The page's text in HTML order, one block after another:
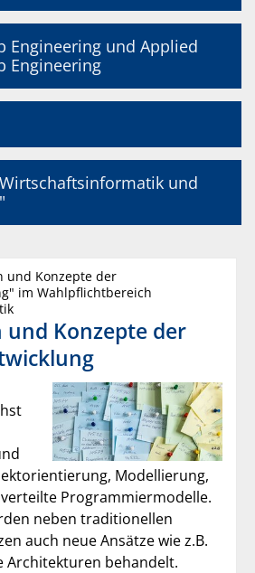
Engineering und Applied
Engineering
und
und Konzepte der
im Wahlpflichtbereich
und Konzepte der
Modellierung,
Programmiermodelle.
neben traditionellen
auch neue Ansätze wie z.B.
Architekturen behandelt.